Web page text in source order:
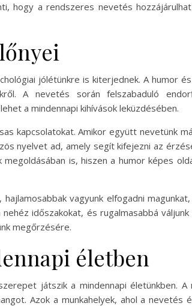
hogy a rendszeres nevetés
jólétünkre is kiterjednek. A humor
A nevetés során felszabaduló
a mindennapi kihívások leküzdésében.
kapcsolatokat. Amikor együtt nevetünk
nyelvet ad, amely segít kifejezni az
is, hiszen a humor képes
vagyunk elfogadni
időszakokat, és rugalmasabbá
megőrzésére.
életben
játszik a mindennapi életünkben.
Azok a munkahelyek, ahol a